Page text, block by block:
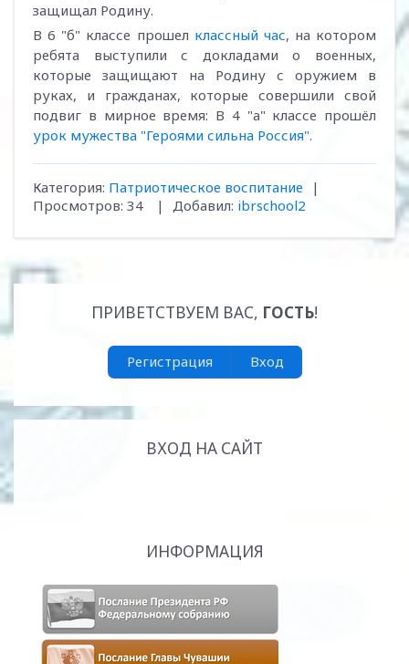
защищал Родину.
В 6 "б" классе прошел классный час, на котором
ребята выступили с докладами о военных,
которые защищают на Родину с оружием в
руках, и гражданах, которые совершили свой
подвиг в мирное время: В 4 "а" классе прошёл
урок мужества "Героями сильна Россия".
Категория: Патриотическое воспитание
|
Просмотров: 34 | Добавил: ibrschool2
ПРИВЕТСТВУЕМ ВАС, ГОСТЬ!
Регистрация Вход
ВХОД НА САЙТ
ИНФОРМАЦИЯ